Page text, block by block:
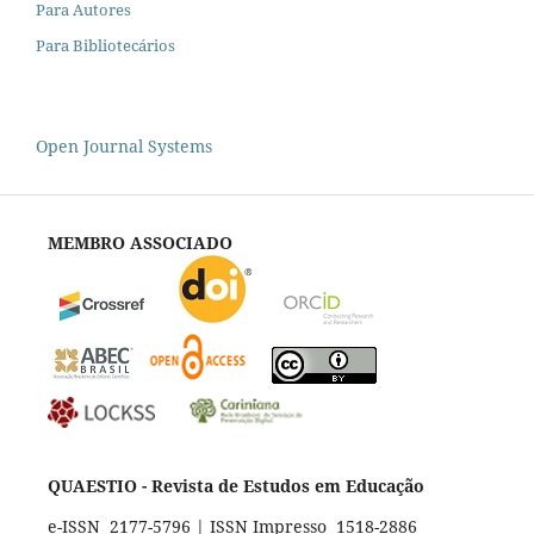
Para Autores
Para Bibliotecários
Open Journal Systems
MEMBRO ASSOCIADO
QUAESTIO - Revista de Estudos em Educação
e-ISSN 2177-5796 | ISSN Impresso 1518-2886